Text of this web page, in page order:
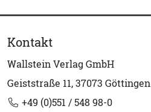
Kontakt
Wallstein Verlag GmbH
Geiststraße 11, 37073 Göttingen
+49 (0)551 / 548 98-0